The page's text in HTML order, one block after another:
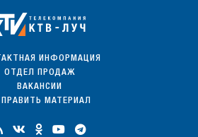
ИНФОРМАЦИЯ
ОТДЕЛ ПРОДАЖ
ВАКАНСИИ
МАТЕРИАЛ